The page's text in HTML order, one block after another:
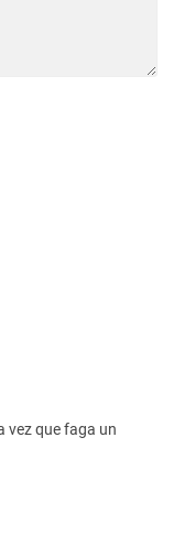
vez que faga un